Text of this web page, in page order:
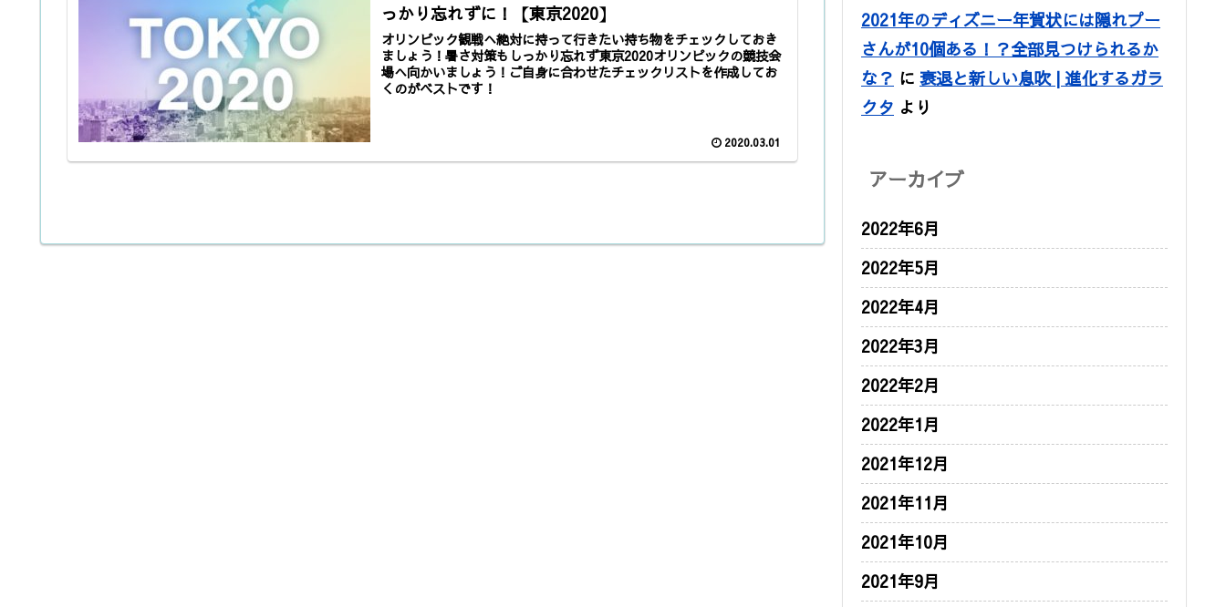
っかり忘れずに！【東京2020】
オリンピック観戦へ絶対に持って行きたい持ち物をチェックしておき
ましょう！暑さ対策もしっかり忘れず東京2020オリンピックの競技会
場へ向かいましょう！ご自身に合わせたチェックリストを作成してお
くのがベストです！
2020.03.01
2021年のディズニー年賀状には隠れプー
さんが10個ある！？全部見つけられるか
な？ に 衰退と新しい息吹 | 進化するガラ
クタ より
アーカイブ
2022年6月
2022年5月
2022年4月
2022年3月
2022年2月
2022年1月
2021年12月
2021年11月
2021年10月
2021年9月